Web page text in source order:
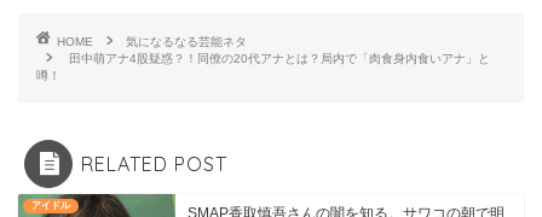
HOME
気になるなる芸能ネタ
田中萌アナ4股疑惑？！同僚の20代アナとは？局内で「肉食身内食いアナ」と
噂！
RELATED POST
アイドル SMAP香取慎吾さんの闇を知る。サワコの朝で明